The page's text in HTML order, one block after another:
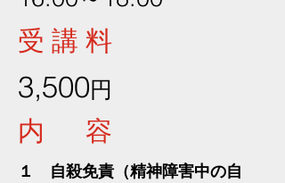
受 講 料
3,500円
内 容
１ 自殺免責（精神障害中の自